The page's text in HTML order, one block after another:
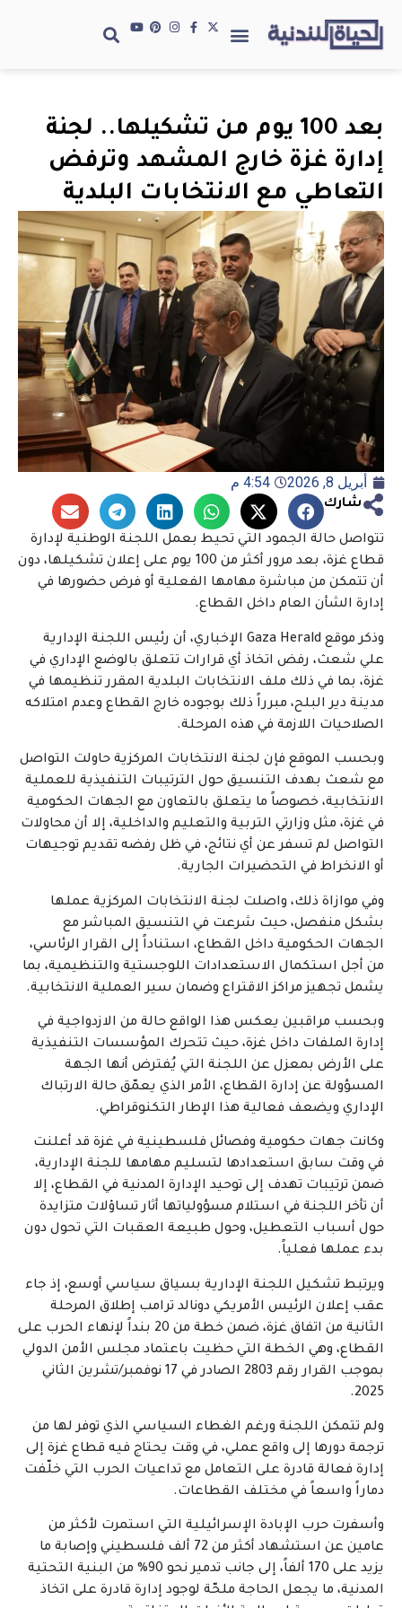
بعد 100 يوم من تشكيلها.. لجنة
إدارة غزة خارج المشهد وترفض
التعاطي مع الانتخابات البلدية
أبريل 8, 2026 4:54 م
شارك
تتواصل حالة الجمود التي تحيط بعمل اللجنة الوطنية لإدارة
قطاع غزة، بعد مرور أكثر من 100 يوم على إعلان تشكيلها، دون
أن تتمكن من مباشرة مهامها الفعلية أو فرض حضورها في
إدارة الشأن العام داخل القطاع.
وذكر موقع Gaza Herald الإخباري، أن رئيس اللجنة الإدارية
علي شعث، رفض اتخاذ أي قرارات تتعلق بالوضع الإداري في
غزة، بما في ذلك ملف الانتخابات البلدية المقرر تنظيمها في
مدينة دير البلح، مبرراً ذلك بوجوده خارج القطاع وعدم امتلاكه
الصلاحيات اللازمة في هذه المرحلة.
وبحسب الموقع فإن لجنة الانتخابات المركزية حاولت التواصل
مع شعث بهدف التنسيق حول الترتيبات التنفيذية للعملية
الانتخابية، خصوصاً ما يتعلق بالتعاون مع الجهات الحكومية
في غزة، مثل وزارتي التربية والتعليم والداخلية، إلا أن محاولات
التواصل لم تسفر عن أي نتائج، في ظل رفضه تقديم توجيهات
أو الانخراط في التحضيرات الجارية.
وفي موازاة ذلك، واصلت لجنة الانتخابات المركزية عملها
بشكل منفصل، حيث شرعت في التنسيق المباشر مع
الجهات الحكومية داخل القطاع، استناداً إلى القرار الرئاسي،
من أجل استكمال الاستعدادات اللوجستية والتنظيمية، بما
يشمل تجهيز مراكز الاقتراع وضمان سير العملية الانتخابية.
وبحسب مراقبين يعكس هذا الواقع حالة من الازدواجية في
إدارة الملفات داخل غزة، حيث تتحرك المؤسسات التنفيذية
على الأرض بمعزل عن اللجنة التي يُفترض أنها الجهة
المسؤولة عن إدارة القطاع، الأمر الذي يعمّق حالة الارتباك
الإداري ويضعف فعالية هذا الإطار التكنوقراطي.
وكانت جهات حكومية وفصائل فلسطينية في غزة قد أعلنت
في وقت سابق استعدادها لتسليم مهامها للجنة الإدارية،
ضمن ترتيبات تهدف إلى توحيد الإدارة المدنية في القطاع، إلا
أن تأخر اللجنة في استلام مسؤولياتها أثار تساؤلات متزايدة
حول أسباب التعطيل، وحول طبيعة العقبات التي تحول دون
بدء عملها فعلياً.
ويرتبط تشكيل اللجنة الإدارية بسياق سياسي أوسع، إذ جاء
عقب إعلان الرئيس الأمريكي دونالد ترامب إطلاق المرحلة
الثانية من اتفاق غزة، ضمن خطة من 20 بنداً لإنهاء الحرب على
القطاع، وهي الخطة التي حظيت باعتماد مجلس الأمن الدولي
بموجب القرار رقم 2803 الصادر في 17 نوفمبر/تشرين الثاني
2025.
ولم تتمكن اللجنة ورغم الغطاء السياسي الذي توفر لها من
ترجمة دورها إلى واقع عملي، في وقت يحتاج فيه قطاع غزة إلى
إدارة فعالة قادرة على التعامل مع تداعيات الحرب التي خلّفت
دماراً واسعاً في مختلف القطاعات.
وأسفرت حرب الإبادة الإسرائيلية التي استمرت لأكثر من
عامين عن استشهاد أكثر من 72 ألف فلسطيني وإصابة ما
يزيد على 170 ألفاً، إلى جانب تدمير نحو 90% من البنية التحتية
المدنية، ما يجعل الحاجة ملحّة لوجود إدارة قادرة على اتخاذ